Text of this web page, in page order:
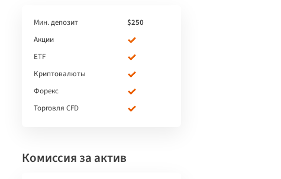
Мин. депозит
$250
Акции
ETF
Криптовалюты
Форекс
Торговля CFD
Комиссия за актив